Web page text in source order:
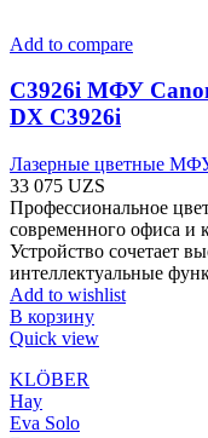
Add to compare
C3926i МФУ
DX C3926i
Лазерные цветные
33 075 UZS
Профессиональное
современного офиса и
Устройство сочетает
интеллектуальные
Add to wishlist
В корзину
Quick view
KLÖBER
Hay
Eva Solo